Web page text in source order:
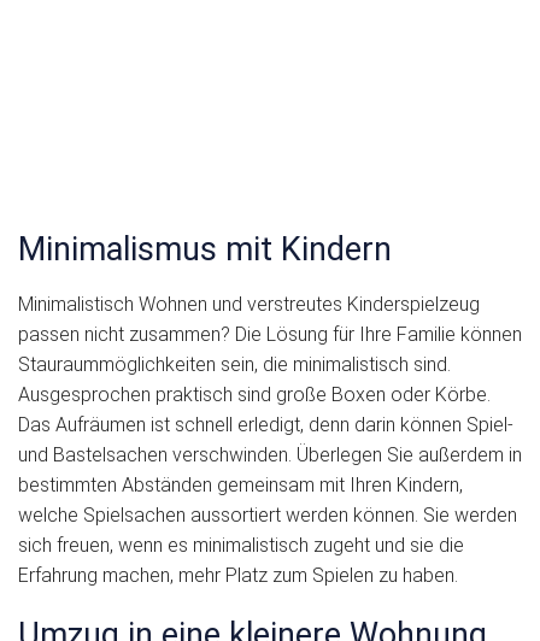
Minimalismus mit Kindern
Minimalistisch Wohnen und verstreutes Kinderspielzeug
passen nicht zusammen? Die Lösung für Ihre Familie können
Stauraummöglichkeiten sein, die minimalistisch sind.
Ausgesprochen praktisch sind große Boxen oder Körbe.
Das Aufräumen ist schnell erledigt, denn darin können Spiel-
und Bastelsachen verschwinden. Überlegen Sie außerdem in
bestimmten Abständen gemeinsam mit Ihren Kindern,
welche Spielsachen aussortiert werden können. Sie werden
sich freuen, wenn es minimalistisch zugeht und sie die
Erfahrung machen, mehr Platz zum Spielen zu haben.